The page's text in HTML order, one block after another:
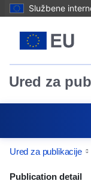
Službene
Ured za
Ured za publikacije
Publication
Publication detail